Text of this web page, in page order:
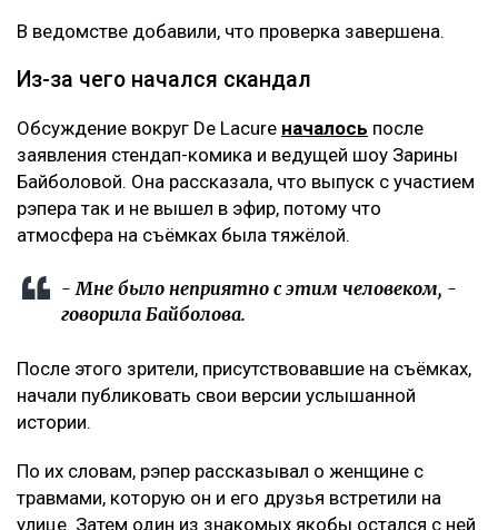
В ведомстве добавили, что проверка завершена.
Из-за чего начался скандал
Обсуждение вокруг De Lacure началось после
заявления стендап-комика и ведущей шоу Зарины
Байболовой. Она рассказала, что выпуск с участием
рэпера так и не вышел в эфир, потому что
атмосфера на съёмках была тяжёлой.
- Мне было неприятно с этим человеком, -
говорила Байболова.
После этого зрители, присутствовавшие на съёмках,
начали публиковать свои версии услышанной
истории.
По их словам, рэпер рассказывал о женщине с
травмами, которую он и его друзья встретили на
улице. Затем один из знакомых якобы остался с ней